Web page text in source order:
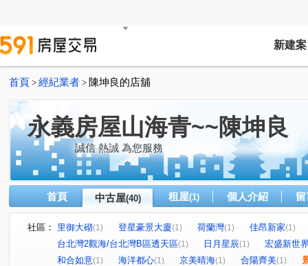
新建案
首頁 > 經紀業者 > 陳坤良的店舖
永義房屋山海青~~陳坤良
誠信 熱誠 為您服務
首頁 中古屋(40) 租屋(1) 個人介紹
社區： 里御大砌(1) 登星豪景大廈(1) 荷蘭灣(1) 佳昂新家(1)
台北灣2觀海/台北灣B區透天區(1) 日月星辰(1)
宏盛新世
和合如意(1) 海洋都心(1) 京美晴海(1) 合陽齊美(1)